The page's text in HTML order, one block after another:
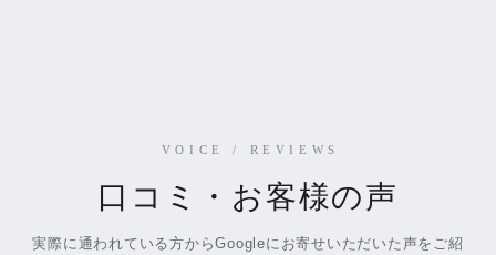
VOICE / REVIEWS
口コミ・お客様の声
実際に通われている方からGoogleにお寄せいただいた声をご紹